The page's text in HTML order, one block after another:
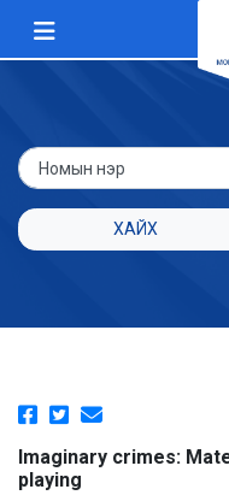
ХАЙХ
Imaginary crimes:
playing